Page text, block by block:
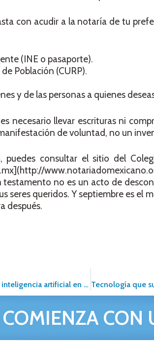
con acudir a la notaría de tu
(INE o pasaporte).
Población (CURP).
y de las personas a quienes
necesario llevar escrituras ni
de voluntad, no un
puedes consultar el sitio del
testamento no es un acto de
seres queridos. Y septiembre es el
después.
Doorvel lanza su ChatBot IA: un paso firme hacia la inteligencia artificial en el sector inmobiliario
CON